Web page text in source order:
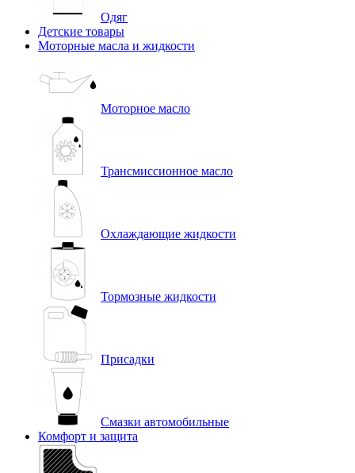
Одяг
Детские товары
Моторные масла и жидкости
Моторное масло
Трансмиссионное масло
Охлаждающие жидкости
Тормозные жидкости
Присадки
Смазки автомобильные
Комфорт и защита